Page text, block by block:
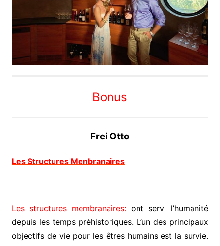
Bonus
Frei Otto
Les Structures Menbranaires
Les structures membranaires:ont servi l’humanité
depuis les temps préhistoriques. L’un des principaux
objectifs de vie pour les êtres humains est la survie.